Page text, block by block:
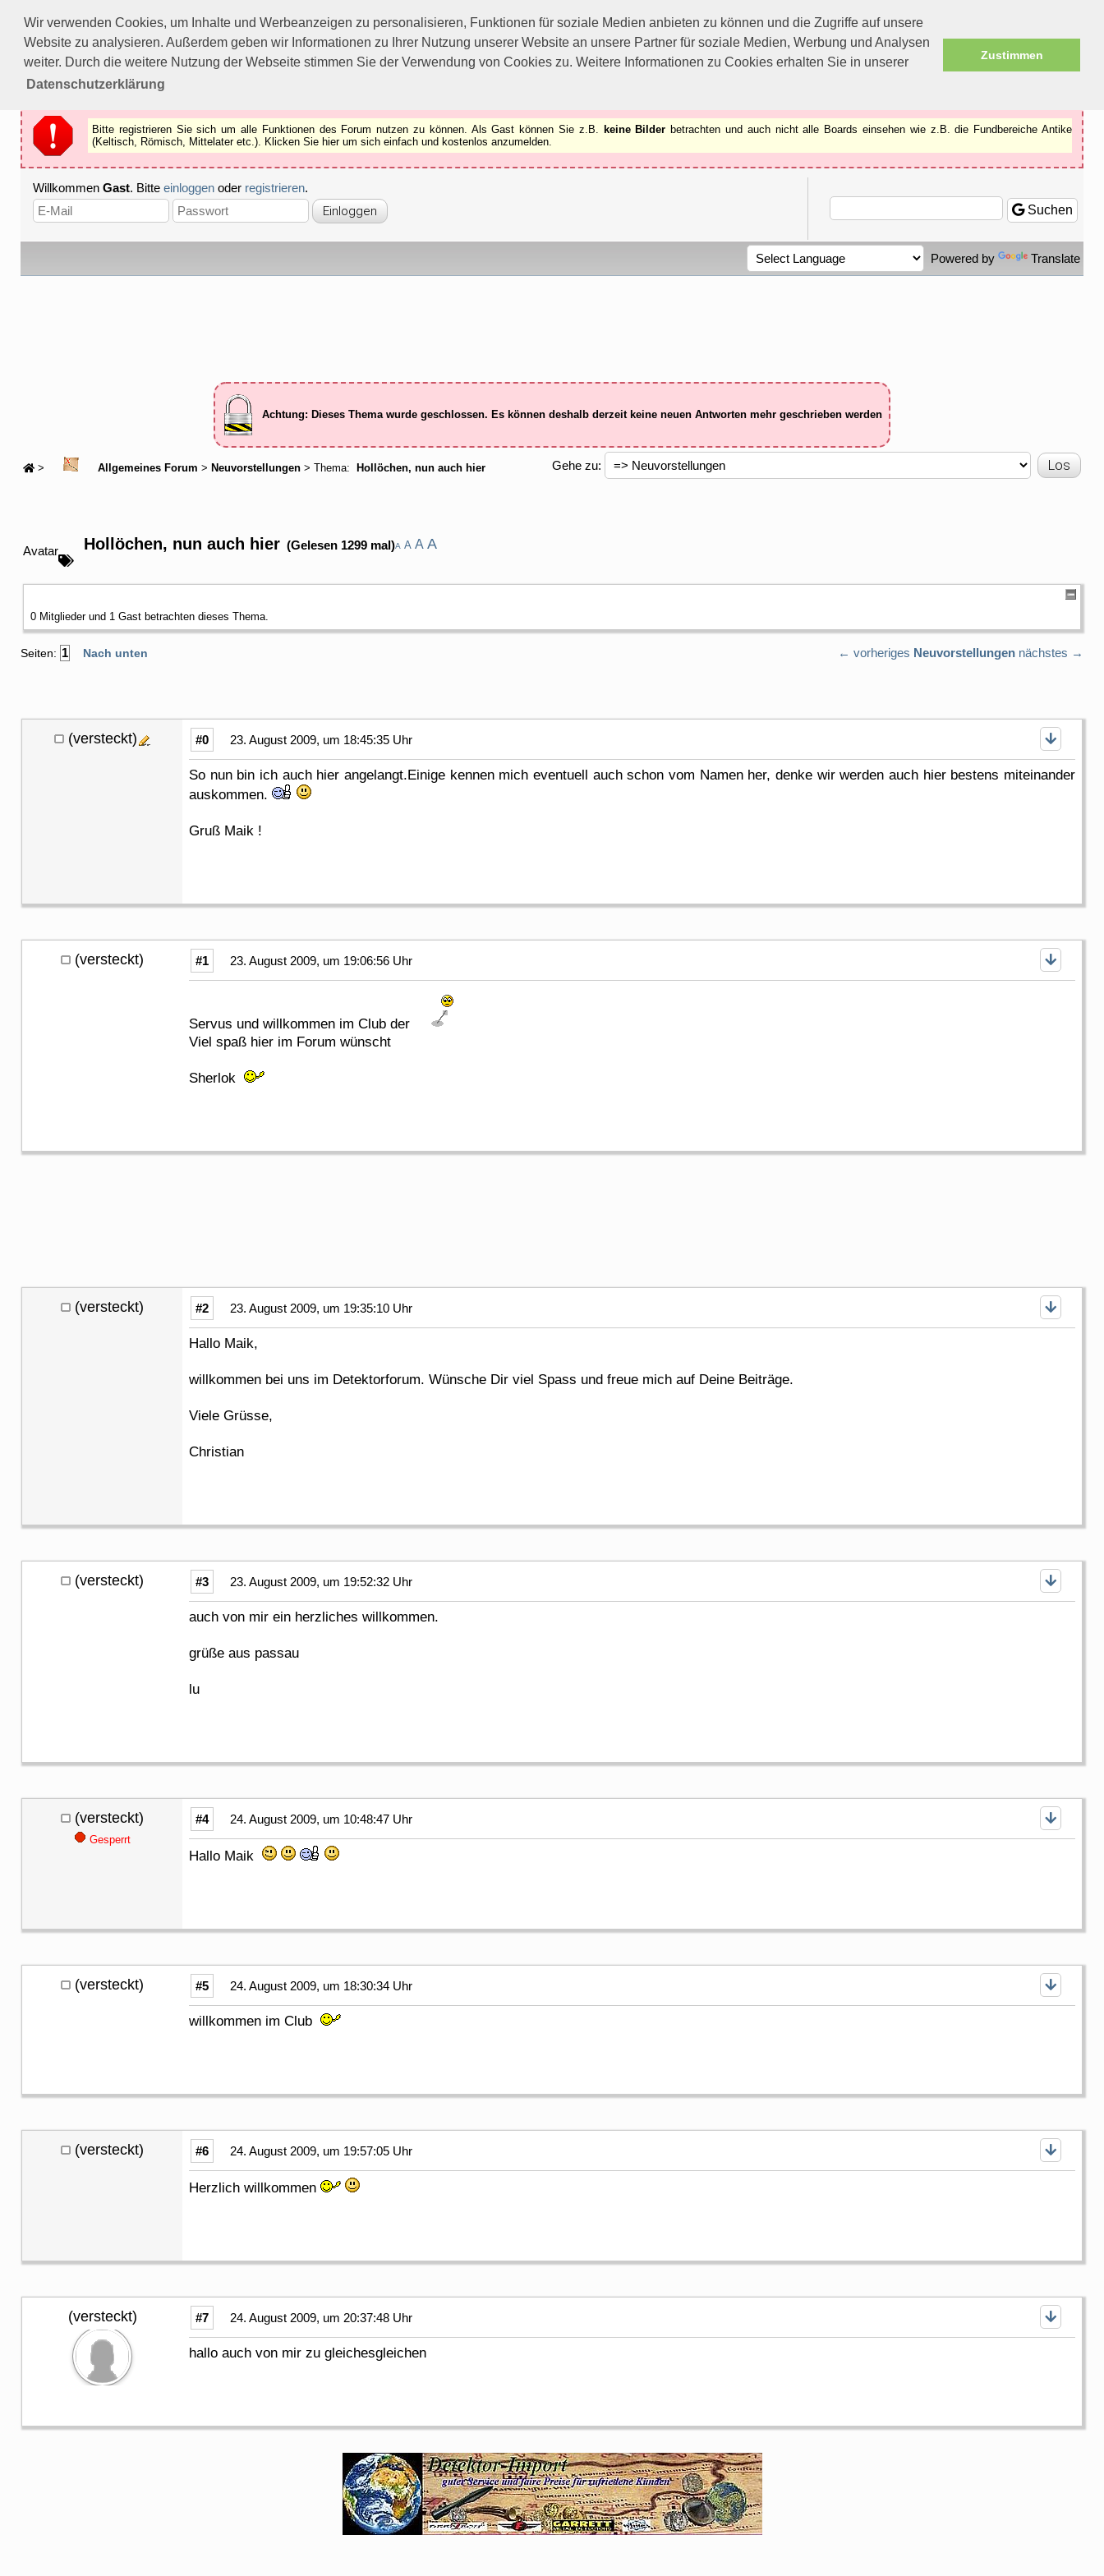
Wir verwenden Cookies, um Inhalte und Werbeanzeigen zu personalisieren, Funktionen für soziale Medien anbieten zu können und die Zugriffe auf unsere
Website zu analysieren. Außerdem geben wir Informationen zu Ihrer Nutzung unserer Website an unsere Partner für soziale Medien, Werbung und Analysen
weiter. Durch die weitere Nutzung der Webseite stimmen Sie der Verwendung von Cookies zu. Weitere Informationen zu Cookies erhalten Sie in unserer
Datenschutzerklärung
Zustimmen
Bitte registrieren Sie sich um alle Funktionen des Forums nutzen zu können.
Als Gast können Sie z.B.keine Bilderbetrachten.
Registrieren
Schliessen
Bitte registrieren Sie sich um alle Funktionen des Forum nutzen zu können. Als Gast können Sie z.B. keine Bilder betrachten und auch nicht alle Boards einsehen wie z.B. die Fundbereiche Antike
(Keltisch, Römisch, Mittelater etc.). Klicken Sie hier um sich einfach und kostenlos anzumelden.
Willkommen Gast. Bitte einloggen oder registrieren.
Suchen
Powered by Translate
Achtung: Dieses Thema wurde geschlossen. Es können deshalb derzeit keine neuen Antworten mehr geschrieben werden
> Allgemeines Forum > Neuvorstellungen > Thema: Hollöchen, nun auch hier Gehe zu:
Avatar Hollöchen, nun auch hier (Gelesen 1299 mal)A A A A
0 Mitglieder und 1 Gast betrachten dieses Thema.
Seiten: 1 Nach unten ← vorheriges Neuvorstellungen nächstes →
(versteckt) #0 23. August 2009, um 18:45:35 Uhr
So nun bin ich auch hier angelangt.Einige kennen mich eventuell auch schon vom Namen her, denke wir werden auch hier bestens miteinander
auskommen.
Gruß Maik !
(versteckt) #1 23. August 2009, um 19:06:56 Uhr
Servus und willkommen im Club der
Viel spaß hier im Forum wünscht
Sherlok
(versteckt) #2 23. August 2009, um 19:35:10 Uhr
Hallo Maik,
willkommen bei uns im Detektorforum. Wünsche Dir viel Spass und freue mich auf Deine Beiträge.
Viele Grüsse,
Christian
(versteckt) #3 23. August 2009, um 19:52:32 Uhr
auch von mir ein herzliches willkommen.
grüße aus passau
lu
(versteckt)
Gesperrt
#4 24. August 2009, um 10:48:47 Uhr
Hallo Maik
(versteckt) #5 24. August 2009, um 18:30:34 Uhr
willkommen im Club
(versteckt) #6 24. August 2009, um 19:57:05 Uhr
Herzlich willkommen
(versteckt) #7 24. August 2009, um 20:37:48 Uhr
hallo auch von mir zu gleichesgleichen